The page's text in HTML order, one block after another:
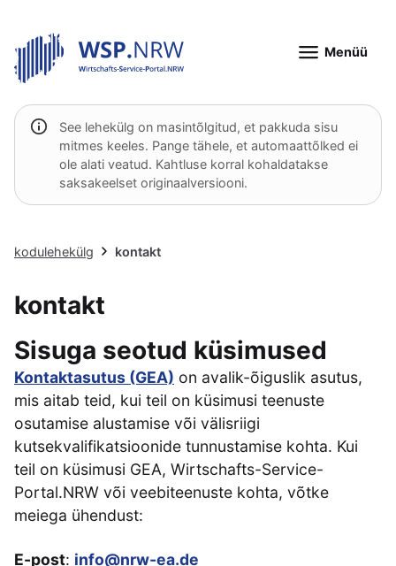
Menüü
See lehekülg on masintõlgitud, et pakkuda sisu
mitmes keeles. Pange tähele, et automaattõlked ei
ole alati veatud. Kahtluse korral kohaldatakse
saksakeelset originaalversiooni.
kodulehekülg kontakt
kontakt
Sisuga seotud küsimused
Kontaktasutus (GEA) on avalik-õiguslik asutus,
mis aitab teid, kui teil on küsimusi teenuste
osutamise alustamise või välisriigi
kutsekvalifikatsioonide tunnustamise kohta. Kui
teil on küsimusi GEA, Wirtschafts-Service-
Portal.NRW või veebiteenuste kohta, võtke
meiega ühendust:
E-post: info@nrw-ea.de